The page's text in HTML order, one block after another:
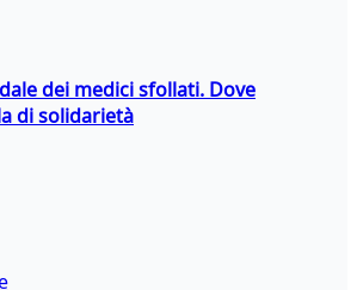
dei medici sfollati. Dove
di solidarietà